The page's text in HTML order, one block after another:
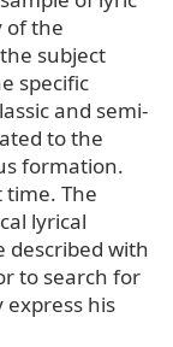
of the
subject
specifiс
and semi-
to the
formation.
time. The
lyrical
described with
to search for
his